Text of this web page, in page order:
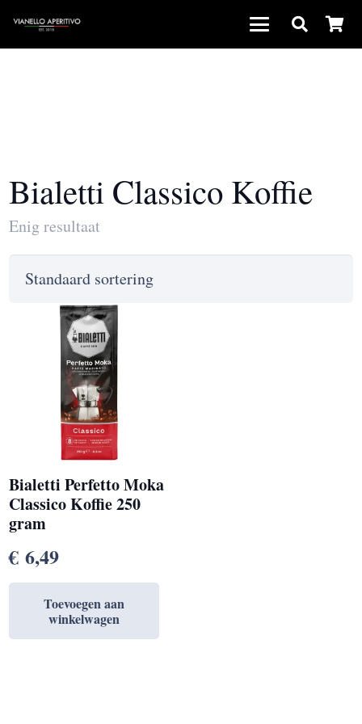
Bialetti Classico Koffie
Enig resultaat
Bialetti Perfetto Moka
Classico Koffie 250
gram
€ 6,49
Toevoegen aan
winkelwagen